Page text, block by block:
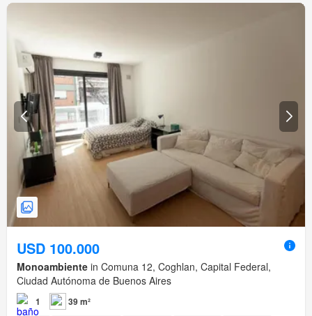
USD 100.000
Monoambiente in Comuna 12, Coghlan, Capital Federal,
Ciudad Autónoma de Buenos Aires
1 39 m²